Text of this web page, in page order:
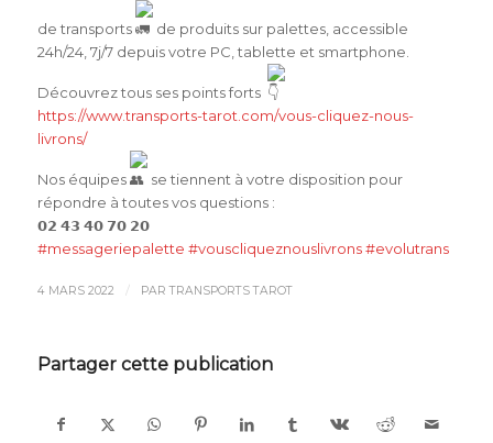
de transports
de produits sur palettes, accessible
24h/24, 7j/7 depuis votre PC, tablette et smartphone.
Découvrez tous ses points forts
https://www.transports-tarot.com/vous-cliquez-nous-
livrons/
Nos équipes
se tiennent à votre disposition pour
répondre à toutes vos questions :
𝟬𝟮 𝟰𝟯 𝟰𝟬 𝟳𝟬 𝟮𝟬
#messageriepalette #vouscliqueznouslivrons #evolutrans
4 MARS 2022 / PARTRANSPORTS TAROT
Partager cette publication